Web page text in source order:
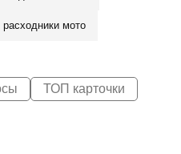
расходники мото
ТОП карточки